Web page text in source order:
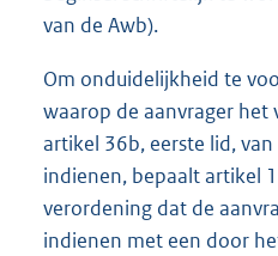
van de Awb).
Om onduidelijkheid te
waarop de aanvrager het
artikel 36b, eerste lid,
indienen, bepaalt artikel
verordening dat de
indienen met een door